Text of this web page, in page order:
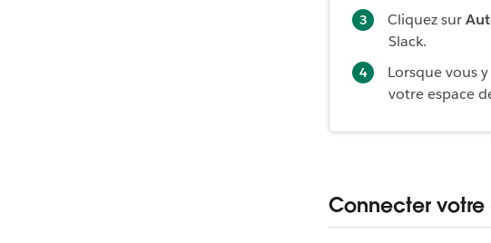
Cliquez sur
Slack.
Lorsque vous
votre espace
Connecter